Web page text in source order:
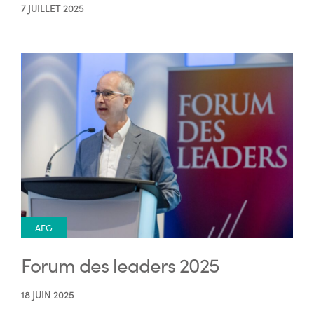
7 JUILLET 2025
AFG
Forum des leaders 2025
18 JUIN 2025